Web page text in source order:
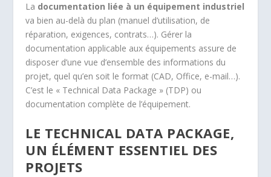
La documentation liée à un équipement industriel
va bien au-delà du plan (manuel d’utilisation, de
réparation, exigences, contrats…). Gérer la
documentation applicable aux équipements assure de
disposer d’une vue d’ensemble des informations du
projet, quel qu’en soit le format (CAD, Office, e-mail…).
C’est le « Technical Data Package » (TDP) ou
documentation complète de l’équipement.
LE TECHNICAL DATA PACKAGE,
UN ÉLÉMENT ESSENTIEL DES
PROJETS